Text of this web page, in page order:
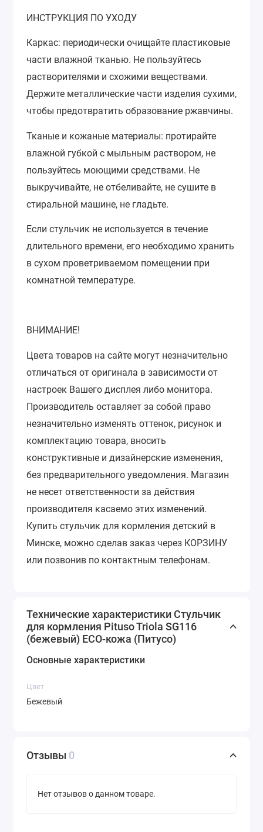
ИНСТРУКЦИЯ ПО УХОДУ
Каркас: периодически очищайте пластиковые
части влажной тканью. Не пользуйтесь
растворителями и схожими веществами.
Держите металлические части изделия сухими,
чтобы предотвратить образование ржавчины.
Тканые и кожаные материалы: протирайте
влажной губкой с мыльным раствором, не
пользуйтесь моющими средствами. Не
выкручивайте, не отбеливайте, не сушите в
стиральной машине, не гладьте.
Если стульчик не используется в течение
длительного времени, его необходимо хранить
в сухом проветриваемом помещении при
комнатной температуре.
ВНИМАНИЕ!
Цвета товаров на сайте могут незначительно
отличаться от оригинала в зависимости от
настроек Вашего дисплея либо монитора.
Производитель оставляет за собой право
незначительно изменять оттенок, рисунок и
комплектацию товара, вносить
конструктивные и дизайнерские изменения,
без предварительного уведомления. Магазин
не несет ответственности за действия
производителя касаемо этих изменений.
Купить стульчик для кормления детский в
Минске, можно сделав заказ через КОРЗИНУ
или позвонив по контактным телефонам.
Технические характеристики Стульчик
для кормления Pituso Triola SG116
(бежевый) ECO-кожа (Питусо)
Основные характеристики
Цвет
Бежевый
Отзывы 0
Нет отзывов о данном товаре.